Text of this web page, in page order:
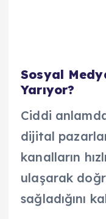
Sosyal
Yarıyor?
Ciddi
dijital
kanalların
ulaşarak
sağladığını